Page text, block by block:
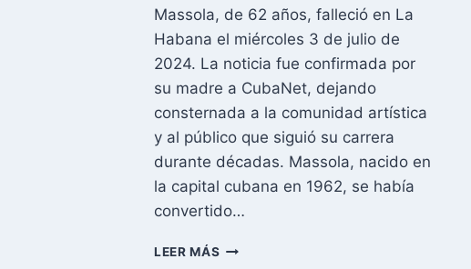
Massola, de 62 años, falleció en La
Habana el miércoles 3 de julio de
2024. La noticia fue confirmada por
su madre a CubaNet, dejando
consternada a la comunidad artística
y al público que siguió su carrera
durante décadas. Massola, nacido en
la capital cubana en 1962, se había
convertido…
LEER MÁS LA